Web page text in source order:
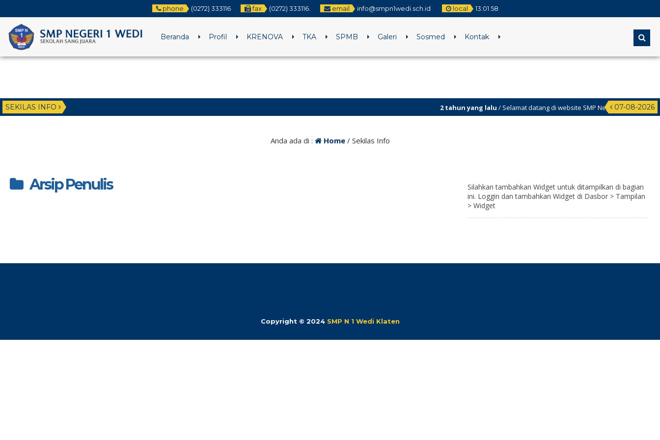
phone (0272) 333116 fax (0272) 333116. email info@smpn1wedi.sch.id local 13:01 58
Beranda Profil KRENOVA TKA SPMB Galeri Sosmed Kontak
SEKILAS INFO 07-08-2026
2 tahun yang lalu/ Selamat datang di website SMP Negeri 1 Wedi
Anda ada di : Home/ Sekilas Info
Arsip Penulis
Silahkan tambahkan Widget untuk ditampilkan di bagian
ini. Loggin dan tambahkan Widget di Dasbor > Tampilan
> Widget
Copyright © 2024 SMP N 1 Wedi Klaten